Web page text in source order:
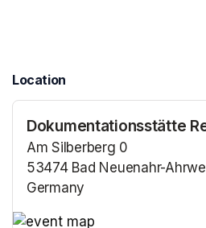
Location
Dokumentationsstätte
Am Silberberg 0
53474 Bad Neuenahr-
Germany